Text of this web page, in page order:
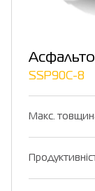
SSP90C-8
Макс.